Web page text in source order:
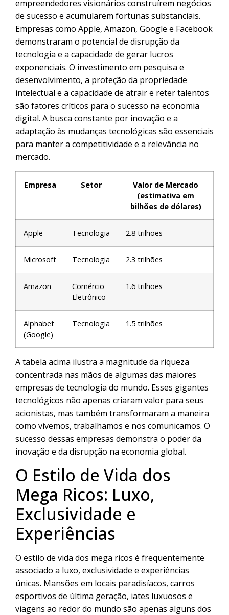
empreendedores visionários construírem negócios
de sucesso e acumularem fortunas substanciais.
Empresas como Apple, Amazon, Google e Facebook
demonstraram o potencial de disrupção da
tecnologia e a capacidade de gerar lucros
exponenciais. O investimento em pesquisa e
desenvolvimento, a proteção da propriedade
intelectual e a capacidade de atrair e reter talentos
são fatores críticos para o sucesso na economia
digital. A busca constante por inovação e a
adaptação às mudanças tecnológicas são essenciais
para manter a competitividade e a relevância no
mercado.
Empresa Setor
Valor de Mercado
(estimativa em
bilhões de dólares)
Apple Tecnologia 2.8 trilhões
Microsoft Tecnologia 2.3 trilhões
Amazon
Comércio
Eletrônico
1.6 trilhões
Alphabet
(Google)
Tecnologia 1.5 trilhões
A tabela acima ilustra a magnitude da riqueza
concentrada nas mãos de algumas das maiores
empresas de tecnologia do mundo. Esses gigantes
tecnológicos não apenas criaram valor para seus
acionistas, mas também transformaram a maneira
como vivemos, trabalhamos e nos comunicamos. O
sucesso dessas empresas demonstra o poder da
inovação e da disrupção na economia global.
O Estilo de Vida dos
Mega Ricos: Luxo,
Exclusividade e
Experiências
O estilo de vida dos mega ricos é frequentemente
associado a luxo, exclusividade e experiências
únicas. Mansões em locais paradisíacos, carros
esportivos de última geração, iates luxuosos e
viagens ao redor do mundo são apenas alguns dos